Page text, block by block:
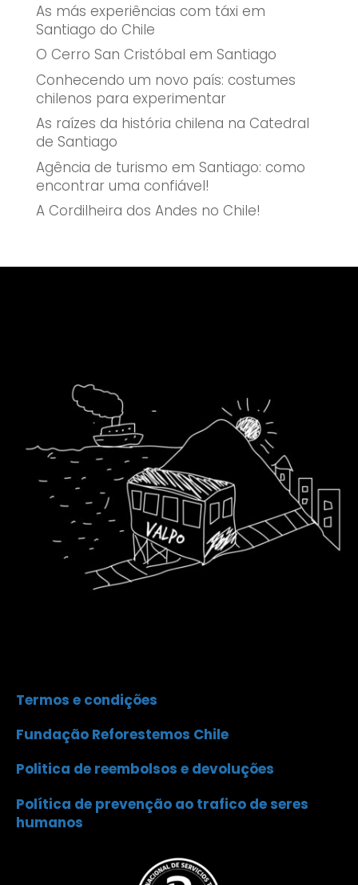
As más experiências com táxi em
Santiago do Chile
O Cerro San Cristóbal em Santiago
Conhecendo um novo país: costumes
chilenos para experimentar
As raízes da história chilena na Catedral
de Santiago
Agência de turismo em Santiago: como
encontrar uma confiável!
A Cordilheira dos Andes no Chile!
Termos e condições
Fundação Reforestemos Chile
Politica de reembolsos e devoluções
Política de prevenção ao trafico de seres
humanos